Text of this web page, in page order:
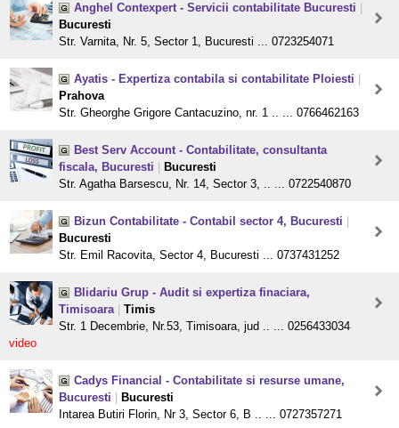
Anghel Contexpert - Servicii contabilitate Bucuresti
Bucuresti
Str. Varnita, Nr. 5, Sector 1, Bucuresti ... 0723254071
Ayatis - Expertiza contabila si contabilitate Ploiesti
Prahova
Str. Gheorghe Grigore Cantacuzino, nr. 1 .. ... 0766462163
Best Serv Account - Contabilitate, consultanta
fiscala, Bucuresti
Bucuresti
Str. Agatha Barsescu, Nr. 14, Sector 3, .. ... 0722540870
Bizun Contabilitate - Contabil sector 4, Bucuresti
Bucuresti
Str. Emil Racovita, Sector 4, Bucuresti ... 0737431252
Blidariu Grup - Audit si expertiza finaciara,
Timisoara
Timis
Str. 1 Decembrie, Nr.53, Timisoara, jud .. ... 0256433034
video
Cadys Financial - Contabilitate si resurse umane,
Bucuresti
Bucuresti
Intarea Butiri Florin, Nr 3, Sector 6, B .. ... 0727357271